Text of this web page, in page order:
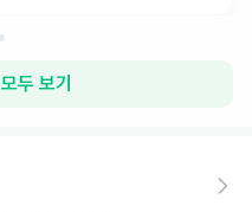
모두 보기